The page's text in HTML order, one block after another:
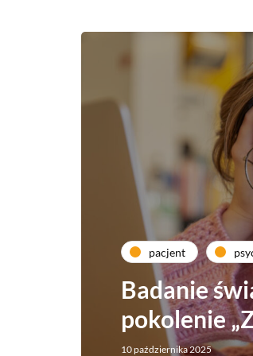
pacjent
Badanie
pokolenie
10 października 2025